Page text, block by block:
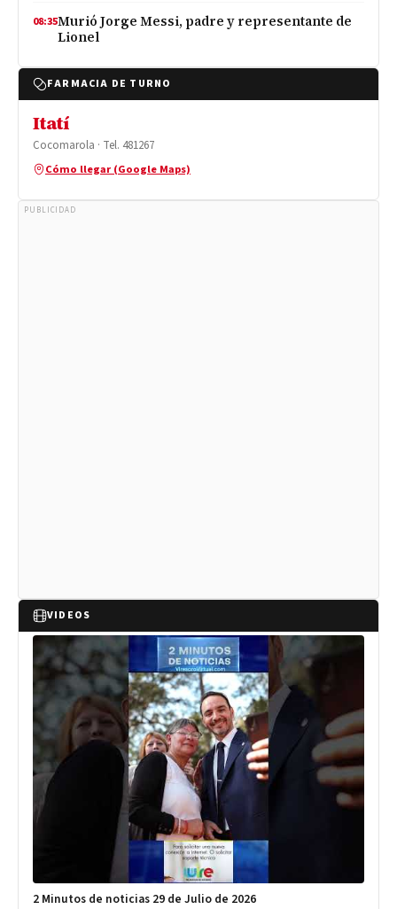
08:35Murió Jorge Messi, padre y representante de
Lionel
FARMACIA DE TURNO
Itatí
Cocomarola · Tel. 481267
Cómo llegar (Google Maps)
PUBLICIDAD
VIDEOS
2 Minutos de noticias 29 de Julio de 2026